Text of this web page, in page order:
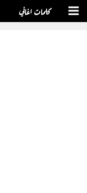
كلمات اغاني